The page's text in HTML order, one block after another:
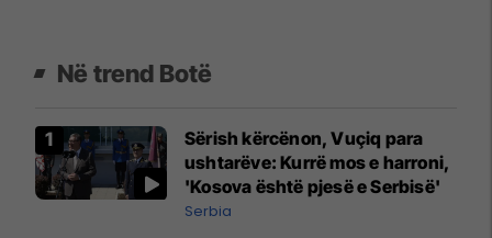
Në trend Botë
Sërish kërcënon, Vuçiq para
ushtarëve: Kurrë mos e harroni,
'Kosova është pjesë e Serbisë'
Serbia